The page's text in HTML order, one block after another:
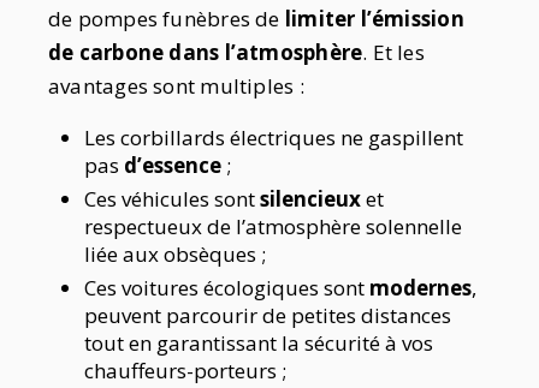
de pompes funèbres de limiter l’émission
de carbone dans l’atmosphère. Et les
avantages sont multiples :
Les corbillards électriques ne gaspillent
pas d’essence ;
Ces véhicules sontsilencieuxet
respectueux de l’atmosphère solennelle
liée aux obsèques ;
Ces voitures écologiques sont modernes,
peuvent parcourir de petites distances
tout en garantissant la sécurité à vos
chauffeurs-porteurs ;